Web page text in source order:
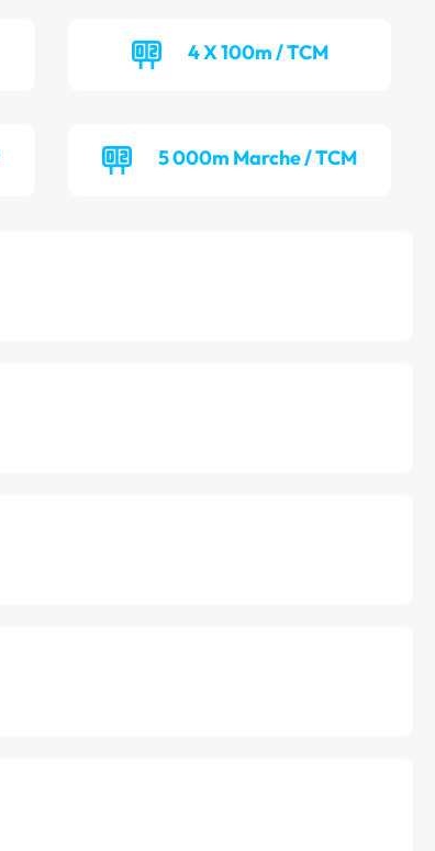
4 X 100m / TCM
5 000m Marche / TCM